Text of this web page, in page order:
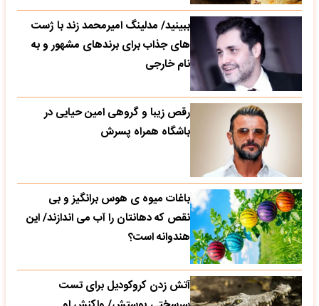
ببینید/ مدلینگ امیرمحمد زند با ژست
های جذاب برای برندهای مشهور و به
نام خارجی
رقص زیبا و گروهی امین حیایی در
باشگاه همراه پسرش
باغات میوه ی هوس برانگیز و بی
نقص که دهانتان را آب می اندازند/ این
هندوانه است؟
آتش زدن کروکودیل برای تست